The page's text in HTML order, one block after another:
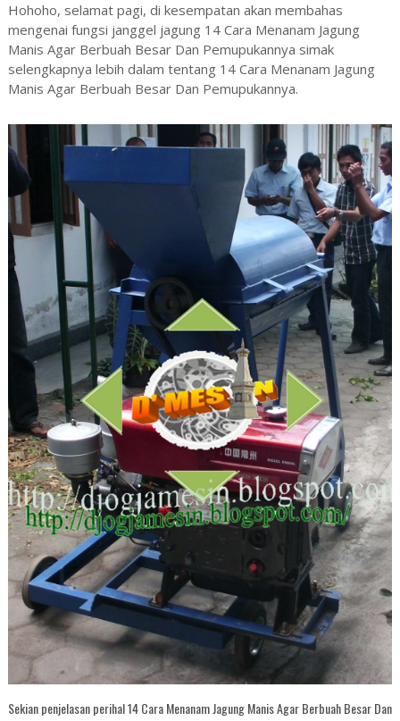
Hohoho, selamat pagi, di kesempatan akan membahas
mengenai fungsi janggel jagung 14 Cara Menanam Jagung
Manis Agar Berbuah Besar Dan Pemupukannya simak
selengkapnya lebih dalam tentang 14 Cara Menanam Jagung
Manis Agar Berbuah Besar Dan Pemupukannya.
Sekian penjelasan perihal 14 Cara Menanam Jagung Manis Agar Berbuah Besar Dan